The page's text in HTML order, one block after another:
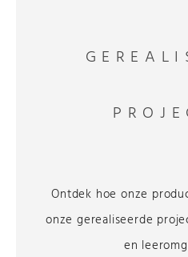
Ontdek hoe onze
onze gerealiseerde
en